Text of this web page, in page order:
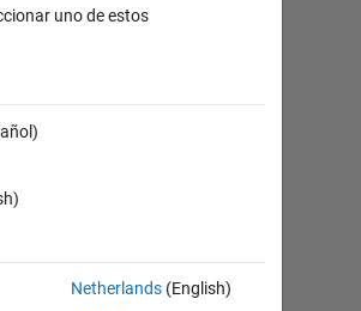
uno de estos
Netherlands(English)